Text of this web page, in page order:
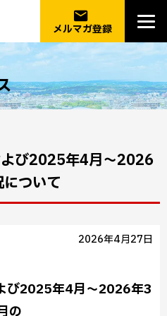
email
メルマガ登録
び2025年4月～2026
ついて
2026年4月27日
び2025年4月～2026年3
の